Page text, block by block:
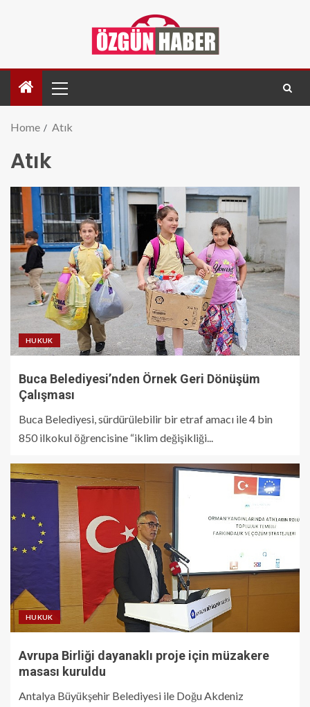
Home Atık
Atık
HUKUK
Buca Belediyesi’nden Örnek Geri Dönüşüm
Çalışması
Buca Belediyesi, sürdürülebilir bir etraf amacı ile 4 bin
850 ilkokul öğrencisine “iklim değişikliği...
HUKUK
Avrupa Birliği dayanaklı proje için müzakere
masası kuruldu
Antalya Büyükşehir Belediyesi ile Doğu Akdeniz